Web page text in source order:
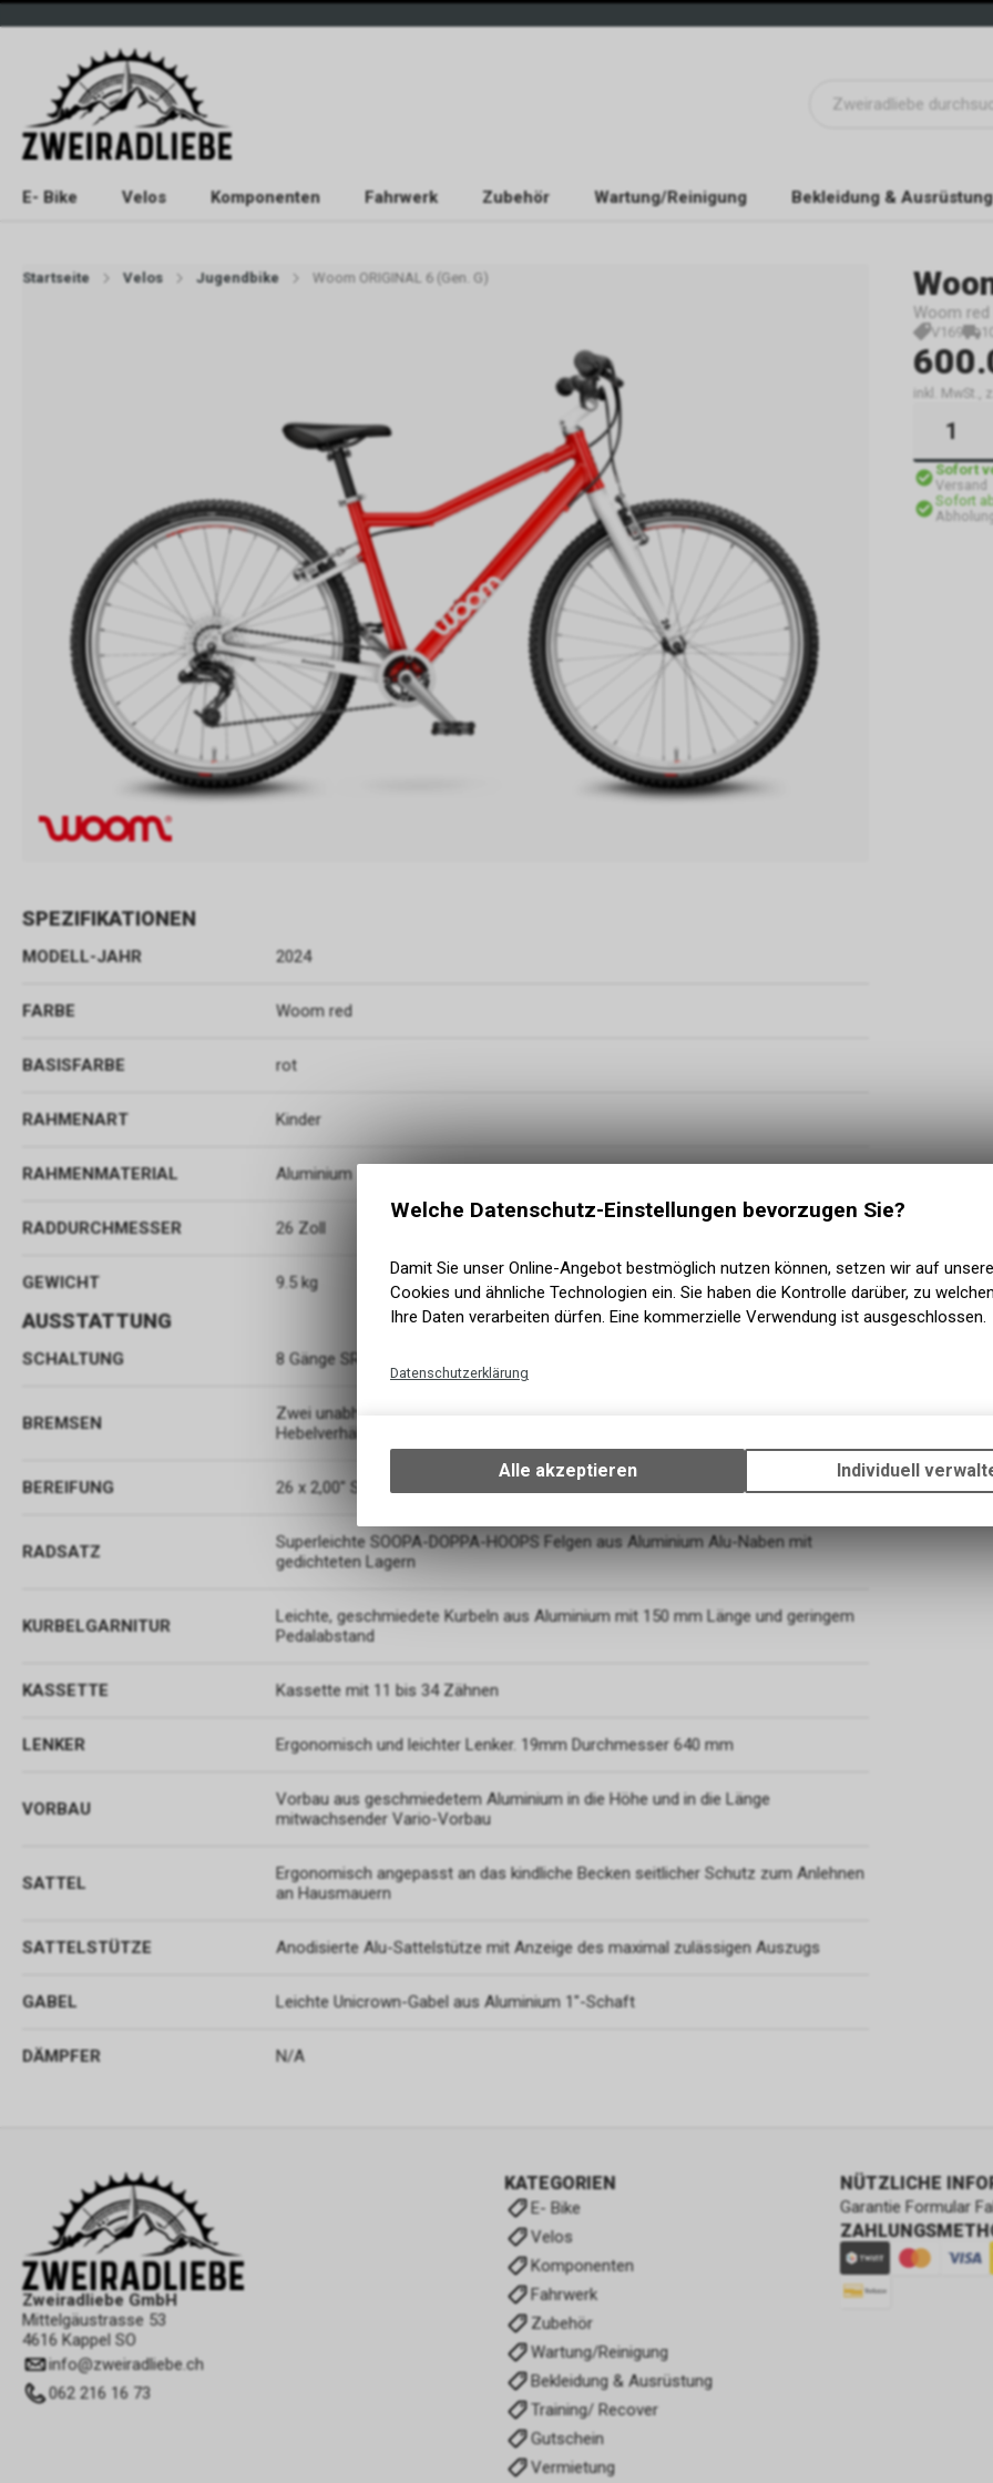
E- Bike Velos Komponenten Fahrwerk Zubehör Wartung/Reinigung Bekleidung & Ausrüstung
Startseite Velos Jugendbike Woom ORIGINAL 6 (Gen. G)
Woom red
V169
inkl. MwSt.,
Sofort
Versand
Sofort
SPEZIFIKATIONEN
MODELL-JAHR 2024
FARBE Woom red
BASISFARBE rot
RAHMENART Kinder
RAHMENMATERIAL Aluminium
RADDURCHMESSER 26 Zoll
GEWICHT 9.5 kg
AUSSTATTUNG
SCHALTUNG 8 Gänge SRAM X4 Drehschaltgriff SRAM X4 Schaltwerk
BREMSEN
Zwei unabhängig voneinander bedienbare V-Bremsen mit kindgerechtem
Hebelverhältnis
BEREIFUNG 26 x 2,00″ Schwalbe Little Joe Faltreifen – Woom Edition
RADSATZ
Superleichte SOOPA-DOPPA-HOOPS Felgen aus Aluminium Alu-Naben mit
gedichteten Lagern
KURBELGARNITUR
Leichte, geschmiedete Kurbeln aus Aluminium mit 150 mm Länge und geringem
Pedalabstand
KASSETTE Kassette mit 11 bis 34 Zähnen
LENKER Ergonomisch und leichter Lenker. 19mm Durchmesser 640 mm
VORBAU
Vorbau aus geschmiedetem Aluminium in die Höhe und in die Länge
mitwachsender Vario-Vorbau
SATTEL
Ergonomisch angepasst an das kindliche Becken seitlicher Schutz zum Anlehnen
an Hausmauern
SATTELSTÜTZE Anodisierte Alu-Sattelstütze mit Anzeige des maximal zulässigen Auszugs
GABEL Leichte Unicrown-Gabel aus Aluminium 1″-Schaft
DÄMPFER N/A
Zweiradliebe GmbH
Mittelgäustrasse 53
4616 Kappel SO
info@zweiradliebe.ch
062 216 16 73
KATEGORIEN
E- Bike
Velos
Komponenten
Fahrwerk
Zubehör
Wartung/Reinigung
Bekleidung & Ausrüstung
Training/ Recover
Gutschein
Vermietung
NÜTZLICHE
Garantie Formular
Welche Datenschutz-Einstellungen bevorzugen Sie?
Damit Sie unser Online-Angebot bestmöglich nutzen können, setzen wir auf
Cookies und ähnliche Technologien ein. Sie haben die Kontrolle darüber, zu
Ihre Daten verarbeiten dürfen. Eine kommerzielle Verwendung ist ausgeschlossen.
Datenschutzerklärung
Ihrem Gerät, um die grundlegenden Funktionen unseres Online-
Verwendung des Warenkorbs, zu ermöglichen. Bitte beachten Sie,
zulassen.
Alle akzeptieren Individuell